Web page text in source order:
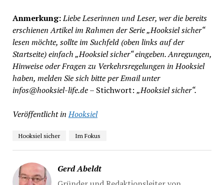
Anmerkung:Liebe Leserinnen und Leser, wer die bereits
erschienen Artikel im Rahmen der Serie „Hooksiel sicher“
lesen möchte, sollte im Suchfeld (oben links auf der
Startseite) einfach „Hooksiel sicher“ eingeben. Anregungen,
Hinweise oder Fragen zu Verkehrsregelungen in Hooksiel
haben, melden Sie sich bitte per Email unter
infos@hooksiel-life.de– Stichwort: „Hooksiel sicher“.
Veröffentlicht in Hooksiel
Hooksiel sicher Im Fokus
Gerd Abeldt